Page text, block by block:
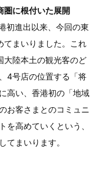
圏に根付いた展開
初進出以来、今回の東
てまいりました。これ
大陸本土の観光客のど
4号店の位置する「将
高い、香港初の「地域
お客さまとのコミュニ
を高めていくという、
てまいります。